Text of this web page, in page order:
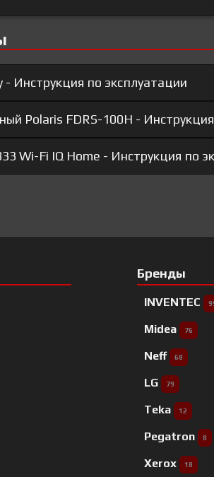
Инструкция по эксплуатации
Polaris FDRS-100H -
Wi-Fi IQ Home - Инструкция по
Бренды
INVENTEC
Midea 76
Neff 68
LG 79
Teka 12
Pegatron 8
Xerox 18